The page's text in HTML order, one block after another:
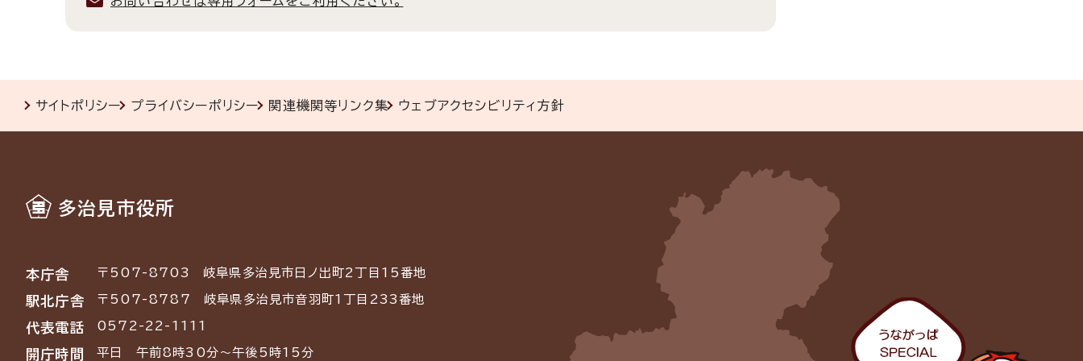
サイトポリシー プライバシーポリシー 関連機関等リンク集 ウェブアクセシビリティ方針
多治見市役所
本庁舎 〒507-8703 岐阜県多治見市日ノ出町2丁目15番地
駅北庁舎 〒507-8787 岐阜県多治見市音羽町1丁目233番地
代表電話 0572-22-1111
開庁時間 平日 午前8時30分～午後5時15分